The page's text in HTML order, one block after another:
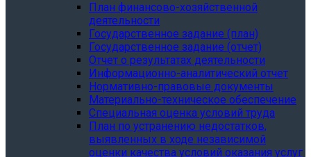
План финансово-хозяйственной
деятельности
Государственное задание (план)
Государственное задание (отчет)
Отчет о результатах деятельности
Информационно-аналитический отчет
Нормативно-правовые документы
Материально-техническое обеспечение
Специальная оценка условий труда
План по устранению недостатков,
выявленных в ходе независимой
оценки качества условий оказания услуг